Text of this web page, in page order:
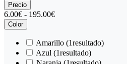
Precio
6.00€ - 195.00€
Color
Amarillo (1resultado)
Azul (1resultado)